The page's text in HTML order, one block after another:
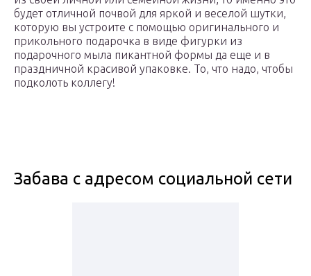
будет отличной почвой для яркой и веселой шутки,
которую вы устроите с помощью оригинального и
прикольного подарочка в виде фигурки из
подарочного мыла пикантной формы да еще и в
праздничной красивой упаковке. То, что надо, чтобы
подколоть коллегу!
Забава с адресом социальной сети